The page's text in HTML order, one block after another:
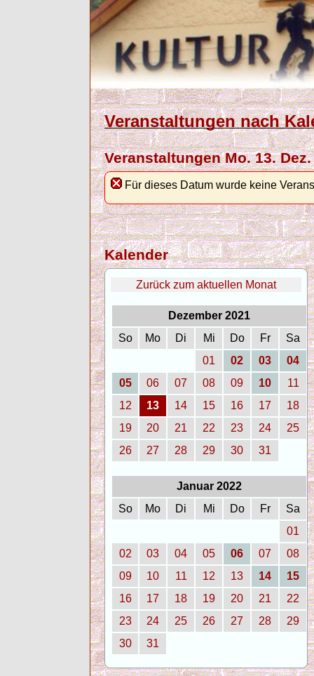
Veranstaltungen nach
Veranstaltungen Mo. 13. Dez.
Für dieses Datum wurde keine
Kalender
Zurück zum aktuellen Monat
Dezember 2021
So
Mo Di Mi Do Fr
Sa
01
02 03
04
05
06 07 08 09 10
11
12
13 14 15 16 17
18
19
20 21 22 23 24
25
26
27 28 29 30 31
Januar 2022
So
Mo Di Mi Do Fr
Sa
01
02
03 04 05 06 07
08
09
10 11 12 13 14
15
16
17 18 19 20 21
22
23
24 25 26 27 28
29
30
31